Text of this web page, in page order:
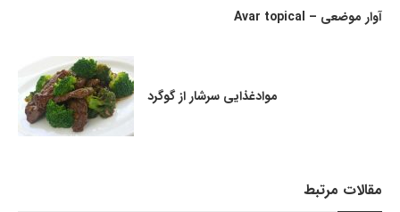
آوار موضعی – Avar topical
موادغذایی سرشار از گوگرد
مقالات مرتبط